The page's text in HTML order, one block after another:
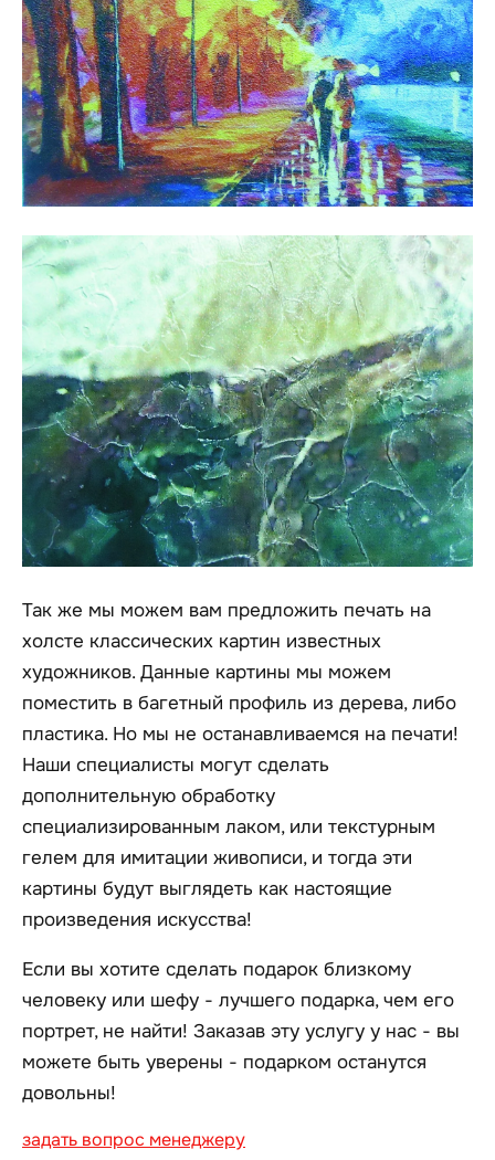
Так же мы можем вам предложить печать на
холсте классических картин известных
художников. Данные картины мы можем
поместить в багетный профиль из дерева, либо
пластика. Но мы не останавливаемся на печати!
Наши специалисты могут сделать
дополнительную обработку
специализированным лаком, или текстурным
гелем для имитации живописи, и тогда эти
картины будут выглядеть как настоящие
произведения искусства!
Если вы хотите сделать подарок близкому
человеку или шефу - лучшего подарка, чем его
портрет, не найти! Заказав эту услугу у нас - вы
можете быть уверены - подарком останутся
довольны!
задать вопрос менеджеру